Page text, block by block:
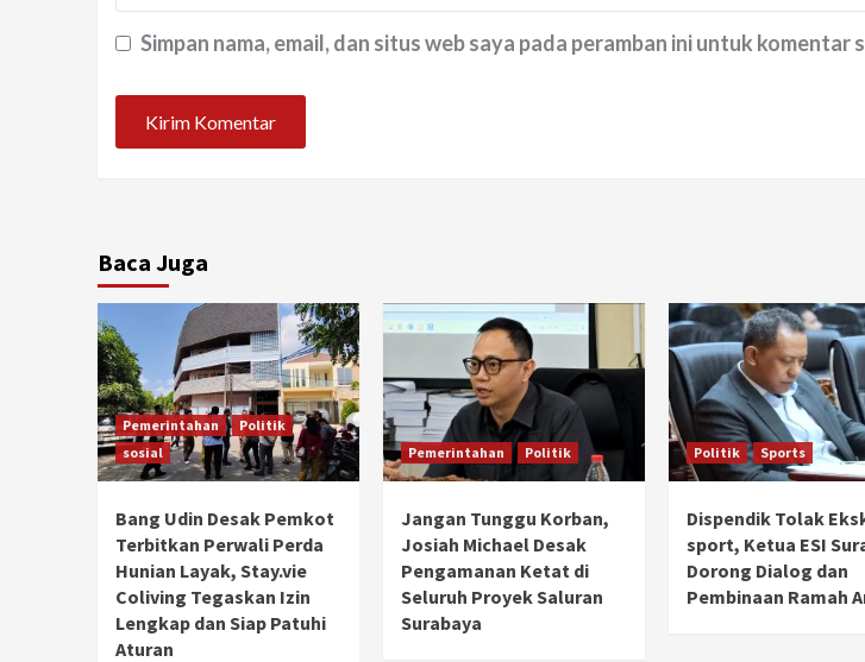
Simpan nama, email, dan situs web saya pada peramban ini untuk komentar
Baca Juga
Pemerintahan
Politik
sosial
Bang Udin Desak Pemkot
Terbitkan Perwali Perda
Hunian Layak, Stay.vie
Coliving Tegaskan Izin
Lengkap dan Siap Patuhi
Aturan
Pemerintahan Politik
Jangan Tunggu Korban,
Josiah Michael Desak
Pengamanan Ketat di
Seluruh Proyek Saluran
Surabaya
Politik Sports
Dispendik Tolak
sport, Ketua ESI
Dorong Dialog dan
Pembinaan Ramah